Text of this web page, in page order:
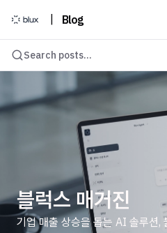
Blog
Search posts...
블럭스 매거진
기업 매출 상승을 돕는 AI 솔루션,